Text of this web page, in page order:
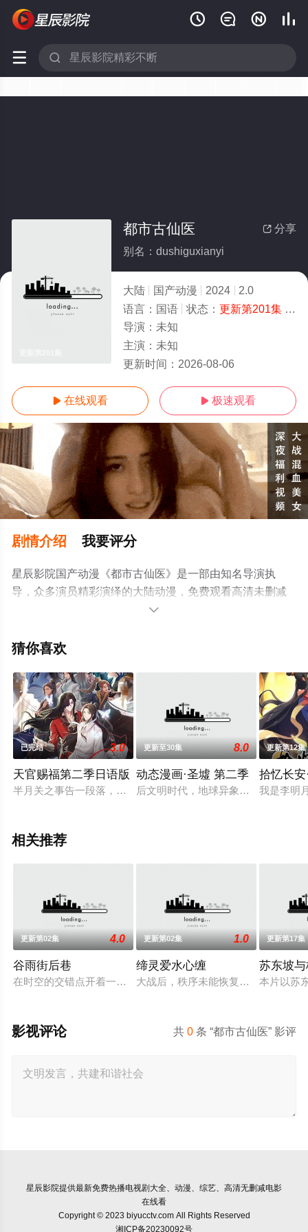
   
 
 分享
都市古仙医
别名：dushiguxianyi
大陆 国产动漫 2024
2.0
语言： 国语 状态： 更新第201集- 免费在线观看
导演： 未知
主演： 未知
更新时间： 2026-08-06
 在线观看  极速观看
剧情介绍 我要评分
星辰影院国产动漫《都市古仙医》是一部由知名导演执
导，众多演员精彩演绎的大陆动漫，免费观看高清未删减
完整版动漫全集就上星辰电影院，更多剧情信息可移步至

猜你喜欢
已完结 3.0
天官赐福第二季日语版
半月关之事告一段落，谢怜受神武大帝君吾的传唤回天庭述职，
更新至30集 8.0
动态漫画·圣墟 第二季
后文明时代，地球异象频发，名山大
更新第12集
拾忆长
我是李明
相关推荐
更新第02集 4.0
谷雨街后巷
在时空的交错点开着一间酒馆——谷雨街后巷。 无论城市的角落
更新第02集 1.0
缔灵爱水心缠
大战后，秩序未能恢复，世界陷入
更新第17集
苏东坡
本片以苏
共0 条 “都市古仙医” 影评
影视评论
星辰影院提供最新免费热播电视剧大全、动漫、综艺、高清无删减电影
在线看
Copyright © 2023 biyucctv.com All Rights Reserved
湘ICP备20230092号